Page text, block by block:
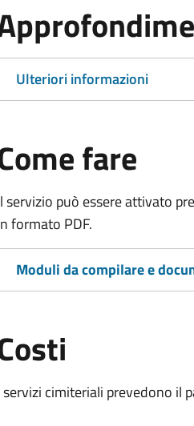
Ulteriori informazioni
fare
servizio può essere attivato
formato PDF.
Moduli da compilare e
servizi cimiteriali prevedono il